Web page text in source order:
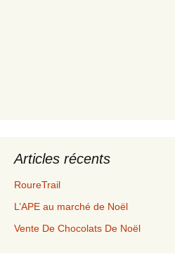
Articles récents
RoureTrail
L’APE au marché de Noël
Vente De Chocolats De Noël